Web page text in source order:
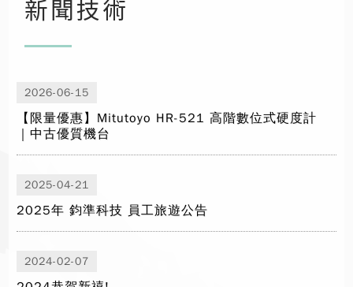
新聞技術
2026-06-15
【限量優惠】Mitutoyo HR-521 高階數位式硬度計
｜中古優質機台
2025-04-21
2025年 鈞準科技 員工旅遊公告
2024-02-07